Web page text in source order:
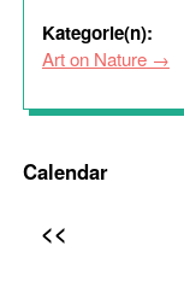
Kategorie(n):
Art on Nature
Calendar
<<